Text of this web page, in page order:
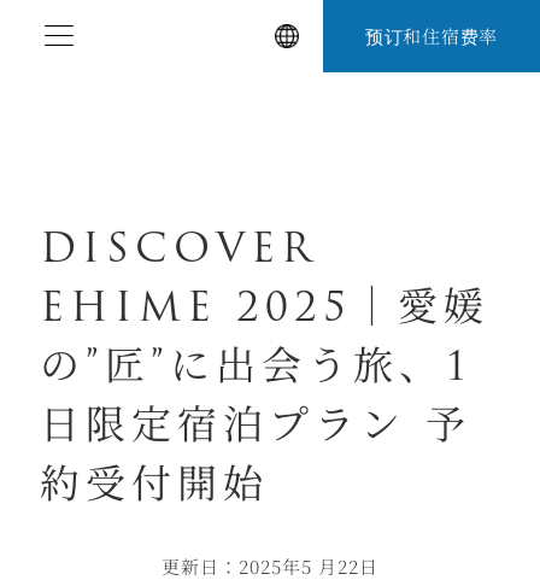
预订和住宿费率
DISCOVER
EHIME 2025｜愛媛
の”匠”に出会う旅、1
日限定宿泊プラン 予
約受付開始
更新日：2025年5 月22日